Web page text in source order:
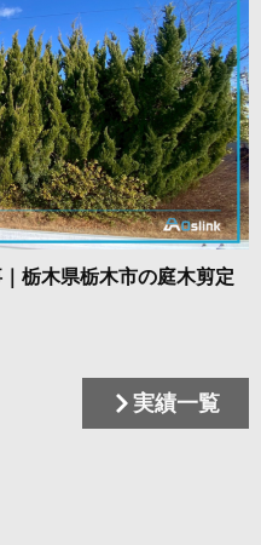
栃木県栃木市の庭木剪定
実績一覧